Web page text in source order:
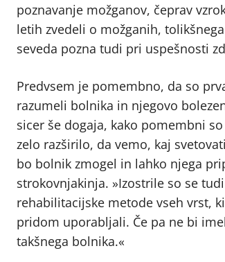
poznavanje možganov, čeprav
letih zvedeli o možganih,
seveda pozna tudi pri uspešnosti
Predvsem je pomembno, da so
razumeli bolnika in njegovo
sicer še dogaja, kako pomembni
zelo razširilo, da vemo, kaj
bo bolnik zmogel in lahko njega
strokovnjakinja. »Izostrile so se
rehabilitacijske metode vseh vrst,
pridom uporabljali. Če pa ne bi
takšnega bolnika.«